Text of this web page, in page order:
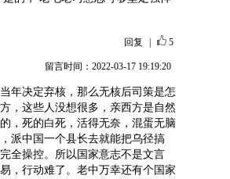
回复 5
留言时间：2022-03-17 19:19:20
年决定弃核，那么无核后司策是怎
，这些人没想很多，亲西方是自然
，死的白死，活得无奈，混蛋无脑
派中国一个县长去就能把乌径搞
全操控。所以国家意志不是文言
，行动难了。老中万幸还有个国家